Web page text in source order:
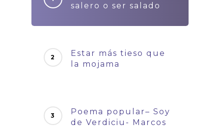
salero o ser salado
Estar más tieso que
la mojama
Poema popular– Soy
de Verdiciu- Marcos